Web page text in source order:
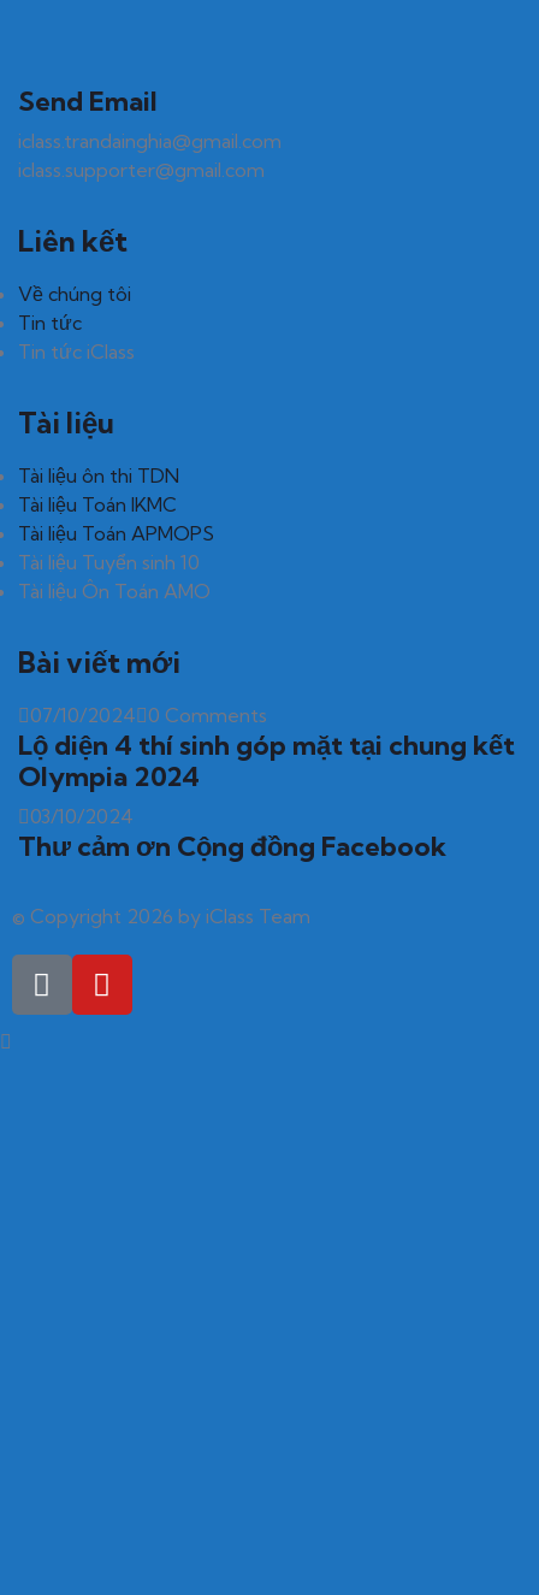
Send Email
iclass.trandainghia@gmail.com
iclass.supporter@gmail.com
Liên kết
Về chúng tôi
Tin tức
Tin tức iClass
Tài liệu
Tài liệu ôn thi TDN
Tài liệu Toán IKMC
Tài liệu Toán APMOPS
Tài liệu Tuyển sinh 10
Tài liệu Ôn Toán AMO
Bài viết mới
07/10/2024 0 Comments
Lộ diện 4 thí sinh góp mặt tại chung kết
Olympia 2024
03/10/2024
Thư cảm ơn Cộng đồng Facebook
© Copyright 2026 by iClass Team